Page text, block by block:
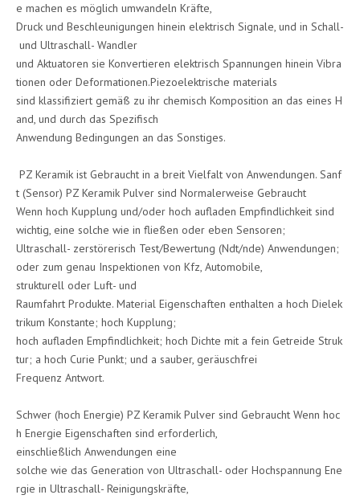
e machen es möglich umwandeln Kräfte,
Druck und Beschleunigungen hinein elektrisch Signale, und in Schall-
und Ultraschall- Wandler
und Aktuatoren sie Konvertieren elektrisch Spannungen hinein Vibra
tionen oder Deformationen.Piezoelektrische materials
sind klassifiziert gemäß zu ihr chemisch Komposition an das eines H
and, und durch das Spezifisch
Anwendung Bedingungen an das Sonstiges.
PZ Keramik ist Gebraucht in a breit Vielfalt von Anwendungen. Sanf
t (Sensor) PZ Keramik Pulver sind Normalerweise Gebraucht
Wenn hoch Kupplung und/oder hoch aufladen Empfindlichkeit sind
wichtig, eine solche wie in fließen oder eben Sensoren;
Ultraschall- zerstörerisch Test/Bewertung (Ndt/nde) Anwendungen;
oder zum genau Inspektionen von Kfz, Automobile,
strukturell oder Luft- und
Raumfahrt Produkte. Material Eigenschaften enthalten a hoch Dielek
trikum Konstante; hoch Kupplung;
hoch aufladen Empfindlichkeit; hoch Dichte mit a fein Getreide Struk
tur; a hoch Curie Punkt; und a sauber, geräuschfrei
Frequenz Antwort.
Schwer (hoch Energie) PZ Keramik Pulver sind Gebraucht Wenn hoc
h Energie Eigenschaften sind erforderlich,
einschließlich Anwendungen eine
solche wie das Generation von Ultraschall- oder Hochspannung Ene
rgie in Ultraschall- Reinigungskräfte,